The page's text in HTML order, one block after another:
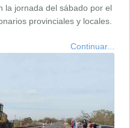
la jornada del sábado por el
provinciales y locales.
Continuar...